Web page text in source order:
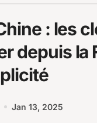
: les
depuis la
Jan 13, 2025